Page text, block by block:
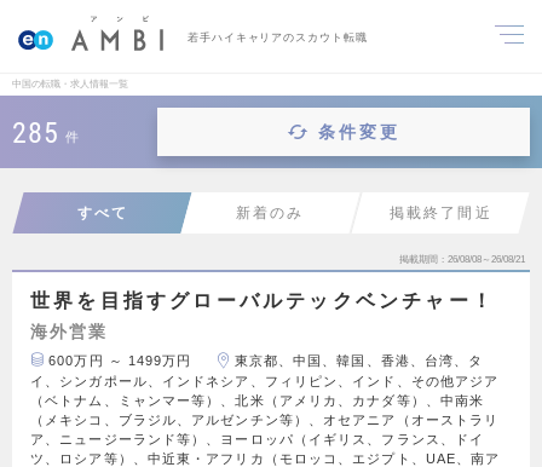
若手ハイキャリアのスカウト転職
中国の転職・求人情報一覧
285 件 条件変更
すべて 新着のみ 掲載終了間近
掲載期間 26/08/08～26/08/21
世界を目指すグローバルテックベンチャー！
海外営業
600万円 ～ 1499万円
東京都、中国、韓国、香港、台湾、タ
イ、シンガポール、インドネシア、フィリピン、インド、その他アジア
（ベトナム、ミャンマー等）、北米（アメリカ、カナダ等）、中南米
（メキシコ、ブラジル、アルゼンチン等）、オセアニア（オーストラリ
ア、ニュージーランド等）、ヨーロッパ（イギリス、フランス、ドイ
ツ、ロシア等）、中近東・アフリカ（モロッコ、エジプト、UAE、南ア